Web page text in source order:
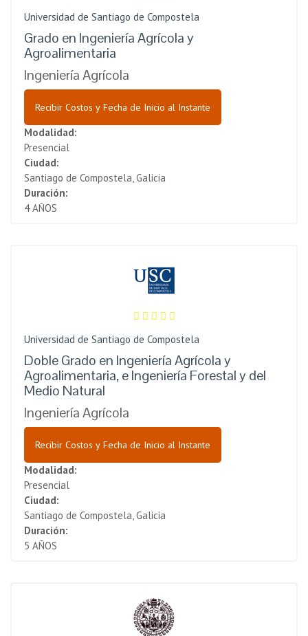
Universidad de Santiago de Compostela
Grado en Ingeniería Agrícola y
Agroalimentaria
Ingeniería Agrícola
Recibir Costos y Fecha de Inicio al Instante
Modalidad:
Presencial
Ciudad:
Santiago de Compostela, Galicia
Duración:
4 AÑOS
Universidad de Santiago de Compostela
Doble Grado en Ingeniería Agrícola y
Agroalimentaria, e Ingeniería Forestal y del
Medio Natural
Ingeniería Agrícola
Recibir Costos y Fecha de Inicio al Instante
Modalidad:
Presencial
Ciudad:
Santiago de Compostela, Galicia
Duración:
5 AÑOS